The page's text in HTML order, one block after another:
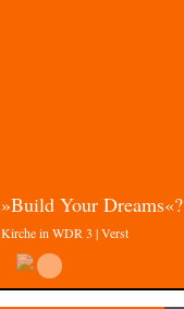
»Build Your Dreams«?
Kirche in WDR 3 | Verst